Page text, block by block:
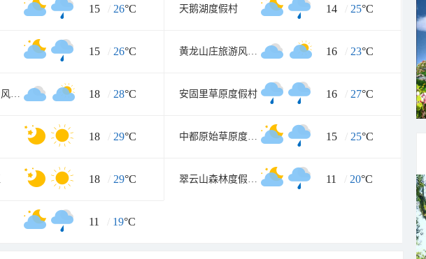
15 / 26°C 天鹅湖度假村 14 / 25°C
15 / 26°C 黄龙山庄旅游风景区 16 / 23°C
张家口鸡鸣山风景区 18 / 28°C 安固里草原度假村 16 / 27°C
18 / 29°C 中都原始草原度假村 15 / 25°C
18 / 29°C 翠云山森林度假景区 11 / 20°C
11 / 19°C